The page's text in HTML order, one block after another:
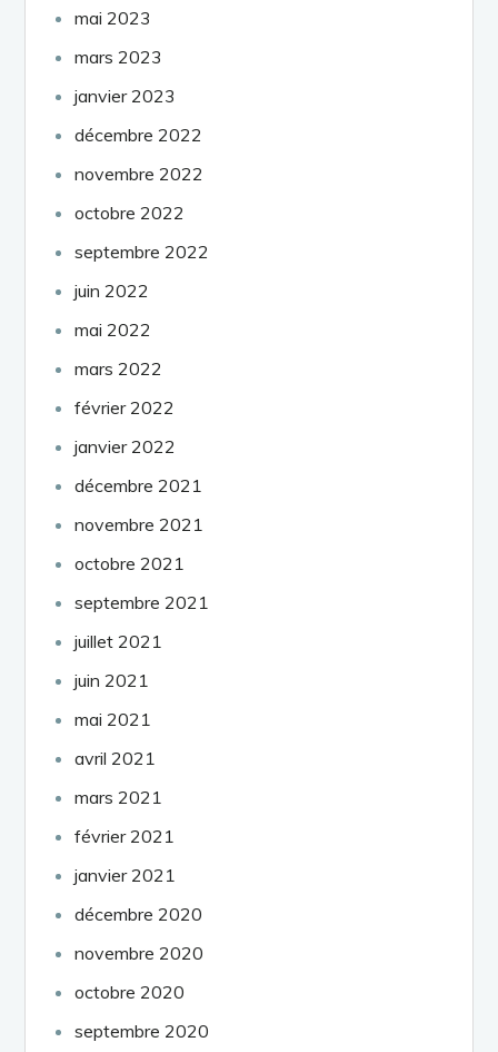
mai 2023
mars 2023
janvier 2023
décembre 2022
novembre 2022
octobre 2022
septembre 2022
juin 2022
mai 2022
mars 2022
février 2022
janvier 2022
décembre 2021
novembre 2021
octobre 2021
septembre 2021
juillet 2021
juin 2021
mai 2021
avril 2021
mars 2021
février 2021
janvier 2021
décembre 2020
novembre 2020
octobre 2020
septembre 2020